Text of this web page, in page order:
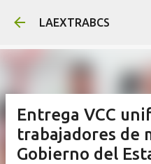
Ir al
LAEXTRABCS
Entrega VCC
trabajadores de
Gobierno del